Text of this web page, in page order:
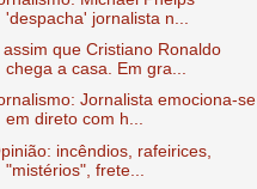
'despacha' jornalista n...
assim que Cristiano Ronaldo
chega a casa. Em gra...
Jornalista emociona-se
em direto com h...
incêndios, rafeirices,
"mistérios", frete...